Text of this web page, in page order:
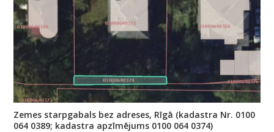
Zemes starpgabals bez adreses, Rīgā (kadastra Nr. 0100
064 0389; kadastra apzīmējums 0100 064 0374)